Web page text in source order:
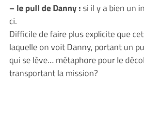
– le pull de Danny :si il y a bien un
ci.
Difficile de faire plus explicite que
laquelle on voit Danny, portant un
qui se lève… métaphore pour le
transportant la mission?